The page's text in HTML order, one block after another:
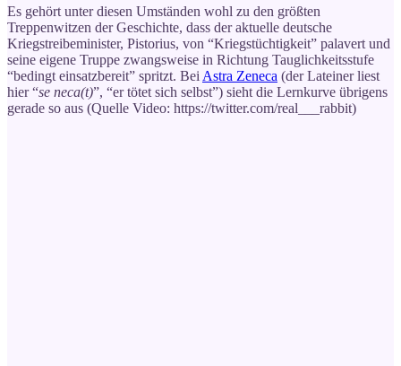
Es gehört unter diesen Umständen wohl zu den größten
Treppenwitzen der Geschichte, dass der aktuelle deutsche
Kriegstreibeminister, Pistorius, von “Kriegstüchtigkeit” palavert und
seine eigene Truppe zwangsweise in Richtung Tauglichkeitsstufe
“bedingt einsatzbereit” spritzt. Bei Astra Zeneca (der Lateiner liest
hier “se neca(t)”, “er tötet sich selbst”) sieht die Lernkurve übrigens
gerade so aus (Quelle Video: https://twitter.com/real___rabbit)